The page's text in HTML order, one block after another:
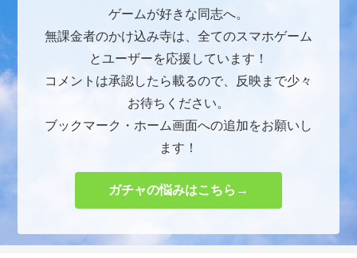
ゲームが好きな同志へ。
無課金者のかけ込み寺は、全てのスマホゲーム
とユーザーを応援しています！
コメントは承認したら載るので、反映まで少々
お待ちください。
ブックマーク・ホーム画面への追加をお願いし
ます！
ガチャの悩みはこちら→